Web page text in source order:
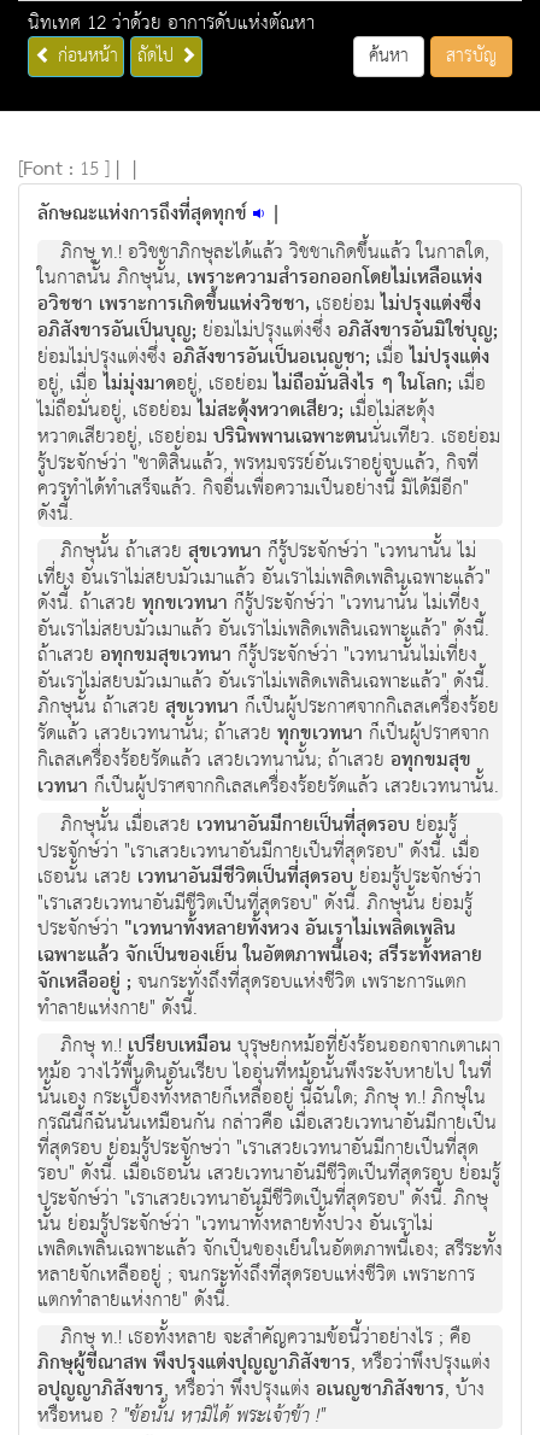
นิทเทศ 12 ว่าด้วย อาการดับแห่งตัณหา
ก่อนหน้า ถัดไป ค้นหา สารบัญ
[Font : 15 ] | |
ลักษณะแห่งการถึงที่สุดทุกข์ |
ภิกษุ ท.! อวิชชาภิกษุละได้แล้ว วิชชาเกิดขึ้นแล้ว ในกาลใด,
ในกาลนั้น ภิกษุนั้น, เพราะความสำรอกออกโดยไม่เหลือแห่ง
อวิชชา เพราะการเกิดขึ้นแห่งวิชชา, เธอย่อมไม่ปรุงแต่งซึ่ง
อภิสังขารอันเป็นบุญ; ย่อมไม่ปรุงแต่งซึ่ง อภิสังขารอันมิใช่บุญ;
ย่อมไม่ปรุงแต่งซึ่ง อภิสังขารอันเป็นอเนญชา; เมื่อไม่ปรุงแต่ง
อยู่, เมื่อไม่มุ่งมาดอยู่, เธอย่อมไม่ถือมั่นสิ่งไร ๆ ในโลก; เมื่อ
ไม่ถือมั่นอยู่, เธอย่อมไม่สะดุ้งหวาดเสียว; เมื่อไม่สะดุ้ง
หวาดเสียวอยู่, เธอย่อม ปรินิพพานเฉพาะตนนั่นเทียว. เธอย่อม
รู้ประจักษ์ว่า "ชาติสิ้นแล้ว, พรหมจรรย์อันเราอยู่จบแล้ว, กิจที่
ควรทำได้ทำเสร็จแล้ว. กิจอื่นเพื่อความเป็นอย่างนี้ มิได้มีอีก"
ดังนี้.
ภิกษุนั้น ถ้าเสวยสุขเวทนา ก็รู้ประจักษ์ว่า "เวทนานั้น ไม่
เที่ยง อันเราไม่สยบมัวเมาแล้ว อันเราไม่เพลิดเพลินเฉพาะแล้ว"
ดังนี้. ถ้าเสวย ทุกขเวทนา ก็รู้ประจักษ์ว่า "เวทนานั้น ไม่เที่ยง
อันเราไม่สยบมัวเมาแล้ว อันเราไม่เพลิดเพลินเฉพาะแล้ว" ดังนี้.
ถ้าเสวย อทุกขมสุขเวทนา ก็รู้ประจักษ์ว่า "เวทนานั้นไม่เที่ยง
อันเราไม่สยบมัวเมาแล้ว อันเราไม่เพลิดเพลินเฉพาะแล้ว" ดังนี้.
ภิกษุนั้น ถ้าเสวย สุขเวทนา ก็เป็นผู้ประกาศจากกิเลสเครื่องร้อย
รัดแล้ว เสวยเวทนานั้น; ถ้าเสวย ทุกขเวทนา ก็เป็นผู้ปราศจาก
กิเลสเครื่องร้อยรัดแล้ว เสวยเวทนานั้น; ถ้าเสวย อทุกขมสุข
เวทนา ก็เป็นผู้ปราศจากกิเลสเครื่องร้อยรัดแล้ว เสวยเวทนานั้น.
ภิกษุนั้น เมื่อเสวย เวทนาอันมีกายเป็นที่สุดรอบ ย่อมรู้
ประจักษ์ว่า "เราเสวยเวทนาอันมีกายเป็นที่สุดรอบ" ดังนี้. เมื่อ
เธอนั้น เสวย เวทนาอันมีชีวิตเป็นที่สุดรอบย่อมรู้ประจักษ์ว่า
"เราเสวยเวทนาอันมีชีวิตเป็นที่สุดรอบ" ดังนี้. ภิกษุนั้น ย่อมรู้
ประจักษ์ว่า "เวทนาทั้งหลายทั้งหวง อันเราไม่เพลิดเพลิน
เฉพาะแล้ว จักเป็นของเย็น ในอัตตภาพนี้เอง; สรีระทั้งหลาย
จักเหลืออยู่ ; จนกระทั่งถึงที่สุดรอบแห่งชีวิต เพราะการแตก
ทำลายแห่งกาย" ดังนี้.
ภิกษุ ท.!เปรียบเหมือน บุรุษยกหม้อที่ยังร้อนออกจากเตาเผา
หม้อ วางไว้พื้นดินอันเรียบ ไออุ่นที่หม้อนั้นพึงระงับหายไป ในที่
นั้นเอง กระเบื้องทั้งหลายก็เหลืออยู่ นี้ฉันใด; ภิกษุ ท.! ภิกษุใน
กรณีนี้ก็ฉันนั้นเหมือนกัน กล่าวคือ เมื่อเสวยเวทนาอันมีกายเป็น
ที่สุดรอบ ย่อมรู้ประจักษว่า "เราเสวยเวทนาอันมีกายเป็นที่สุด
รอบ" ดังนี้. เมื่อเธอนั้น เสวยเวทนาอันมีชีวิตเป็นที่สุดรอบ ย่อมรู้
ประจักษ์ว่า "เราเสวยเวทนาอันมีชีวิตเป็นที่สุดรอบ" ดังนี้. ภิกษุ
นั้น ย่อมรู้ประจักษ์ว่า "เวทนาทั้งหลายทั้งปวง อันเราไม่
เพลิดเพลินเฉพาะแล้ว จักเป็นของเย็นในอัตตภาพนี้เอง; สรีระทั้ง
หลายจักเหลืออยู่ ; จนกระทั่งถึงที่สุดรอบแห่งชีวิต เพราะการ
แตกทำลายแห่งกาย" ดังนี้.
ภิกษุ ท.! เธอทั้งหลาย จะสำคัญความข้อนี้ว่าอย่างไร ; คือ
ภิกษุผู้ขีณาสพ พึงปรุงแต่งปุญญาภิสังขาร, หรือว่าพึงปรุงแต่ง
อปุญญาภิสังขาร, หรือว่า พึงปรุงแต่ง อเนญชาภิสังขาร, บ้าง
หรือหนอ ? "ข้อนั้น หามิได้ พระเจ้าข้า !"